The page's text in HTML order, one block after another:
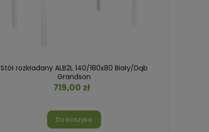
Stół rozkładany ALB2L 140/180x80 Biały/Dąb
Grandson
719,00 zł
Do koszyka